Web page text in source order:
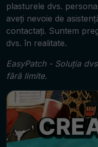
plasturele dvs.
aveți nevoie de
contactați. Suntem
dvs. în realitate.
EasyPatch - Soluția
fără limite.